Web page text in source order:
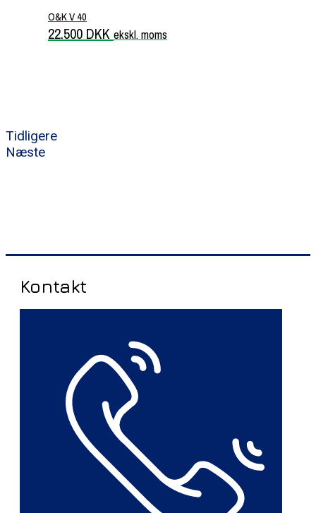
O&K V 40
22.500 DKK ekskl. moms
Tidligere
Næste
Kontakt